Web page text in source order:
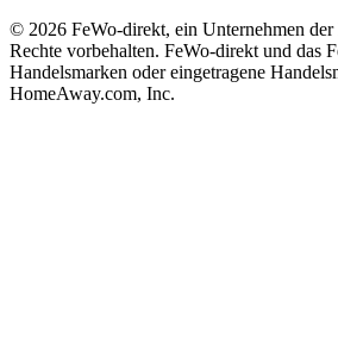
© 2026 FeWo-direkt, ein Unternehmen
Rechte vorbehalten. FeWo-direkt und das
Handelsmarken oder eingetragene
HomeAway.com, Inc.